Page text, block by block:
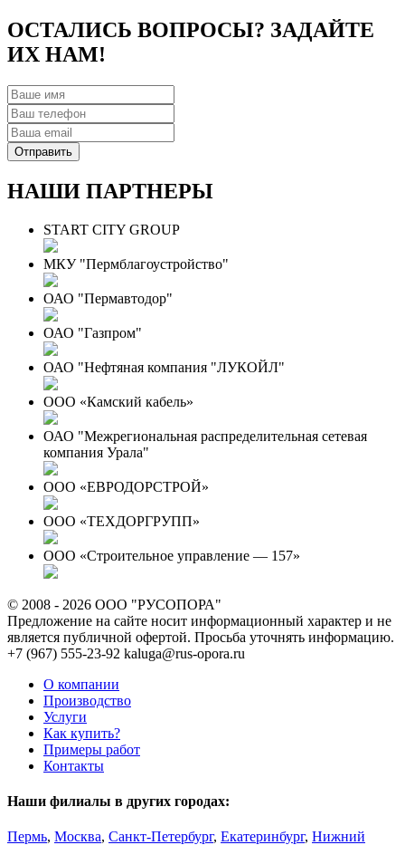
ОСТАЛИСЬ ВОПРОСЫ? ЗАДАЙТЕ
ИХ НАМ!
НАШИ ПАРТНЕРЫ
START CITY GROUP
МКУ "Пермблагоустройство"
ОАО "Пермавтодор"
ОАО "Газпром"
ОАО "Нефтяная компания "ЛУКОЙЛ"
ООО «Камский кабель»
ОАО "Межрегиональная распределительная сетевая
компания Урала"
ООО «ЕВРОДОРСТРОЙ»
ООО «ТЕХДОРГРУПП»
ООО «Строительное управление — 157»
© 2008 - 2026 ООО "РУСОПОРА"
Предложение на сайте носит информационный характер и не
является публичной офертой. Просьба уточнять информацию.
+7 (967) 555-23-92 kaluga@rus-opora.ru
О компании
Производство
Услуги
Как купить?
Примеры работ
Контакты
Наши филиалы в других городах:
Пермь, Москва, Санкт-Петербург, Екатеринбург, Нижний